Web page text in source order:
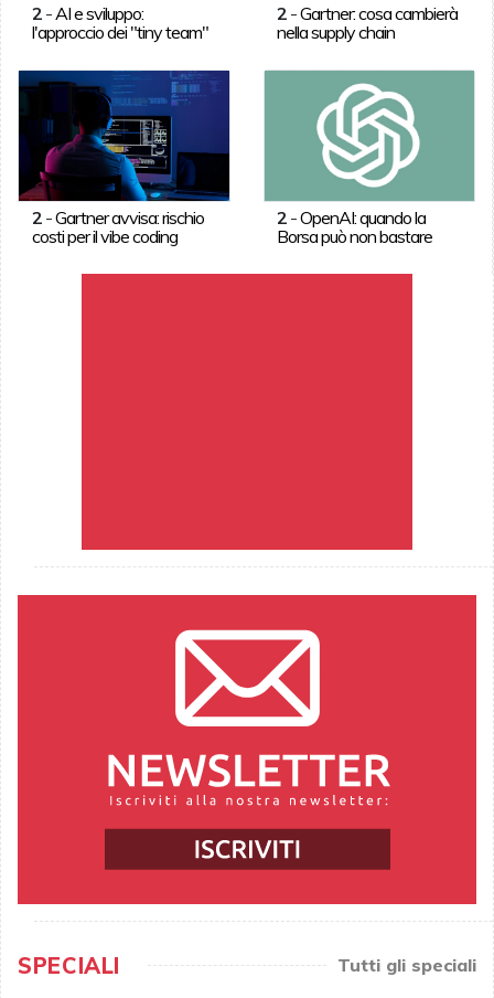
2- AI e sviluppo:
l'approccio dei "tiny team"
2 -Gartner: cosa cambierà
nella supply chain
2-Gartner avvisa: rischio
costi per il vibe coding
2 -OpenAI: quando la
Borsa può non bastare
SPECIALI Tutti gli speciali